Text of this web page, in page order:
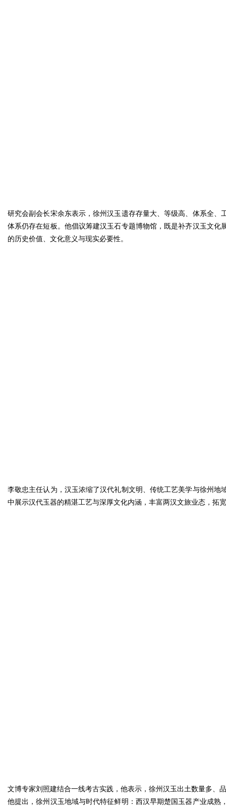
研究会副会长宋余东表示，徐州汉玉遗存存量大、等级高、体系全
体系仍存在短板。他倡议筹建汉玉石专题博物馆，既是补齐汉玉文
的历史价值、文化意义与现实必要性。
李敬忠主任认为，汉玉浓缩了汉代礼制文明、传统工艺美学与徐州
中展示汉代玉器的精湛工艺与深厚文化内涵，丰富两汉文旅业态，拓
文博专家刘照建结合一线考古实践，他表示，徐州汉玉出土数量多、
他提出，徐州汉玉地域与时代特征鲜明：西汉早期楚国玉器产业成